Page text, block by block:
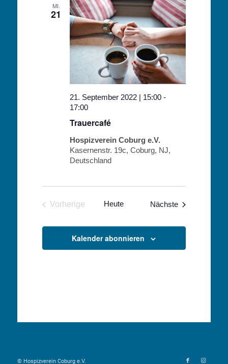
MI.
21
Trauercafé
21. September 2022 | 15:00 -
17:00
Hospizverein Coburg e.V.
Kasernenstr. 19c, Coburg, NJ,
Deutschland
Vorherige
Heute Nächste
Kalender abonnieren
© Hospizverein Coburg e.V.